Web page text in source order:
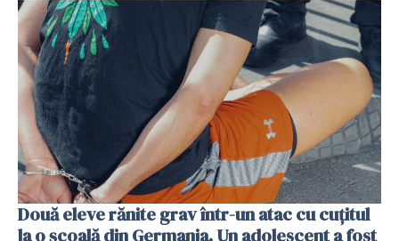
Două eleve rănite grav într-un atac cu cuțitul
la o școală din Germania. Un adolescent a fost